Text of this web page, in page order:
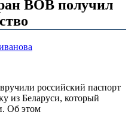
ВОВ получил
российский паспорт
из Беларуси, который
Об этом